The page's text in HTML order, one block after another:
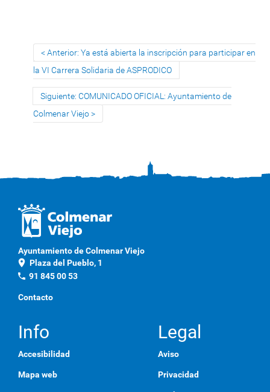
Anterior: Ya está abierta la inscripción para participar en
la VI Carrera Solidaria de ASPRODICO
Siguiente: COMUNICADO OFICIAL: Ayuntamiento de
Colmenar Viejo
Ayuntamiento de Colmenar Viejo
location_on Plaza del Pueblo, 1
phone 91 845 00 53
Contacto
Info
Accesibilidad
Mapa web
Legal
Aviso
Privacidad